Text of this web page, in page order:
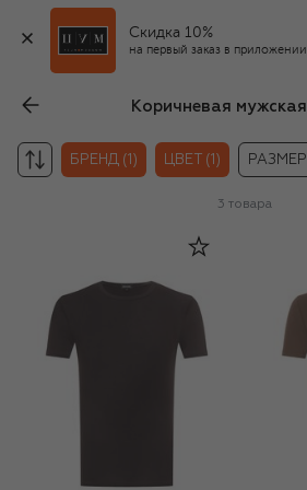
Скидка 10%
на первый заказ в приложении
БРЕНД (1) ЦВЕТ (1) РАЗМЕР
3 товара